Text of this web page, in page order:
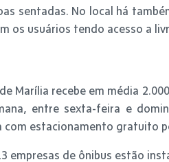
sentadas. No local há
os usuários tendo acesso a
Marília recebe em média
entre sexta-feira e
com estacionamento gratuito
empresas de ônibus estão